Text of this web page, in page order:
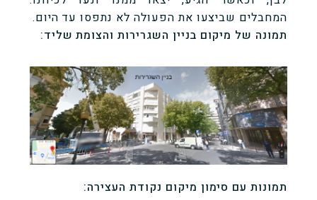
המחבלים שביצעו את הפעולה לא נתפסו עד היום.
תמונה של מיקום בניין השגרירות והצומת שליד:
תמונות עם סימון מיקום נקודת העצירה: